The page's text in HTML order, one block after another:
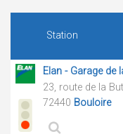
Station
Elan - Garage de
23, route de la
72440 Bouloire